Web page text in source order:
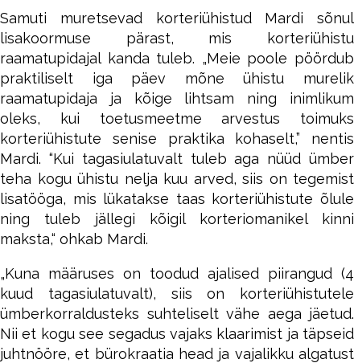
Samuti muretsevad korteriühistud Mardi sõnul
lisakoormuse pärast, mis korteriühistu
raamatupidajal kanda tuleb. „Meie poole pöördub
praktiliselt iga päev mõne ühistu murelik
raamatupidaja ja kõige lihtsam ning inimlikum
oleks, kui toetusmeetme arvestus toimuks
korteriühistute senise praktika kohaselt,” nentis
Mardi. “Kui tagasiulatuvalt tuleb aga nüüd ümber
teha kogu ühistu nelja kuu arved, siis on tegemist
lisatööga, mis lükatakse taas korteriühistute õlule
ning tuleb jällegi kõigil korteriomanikel kinni
maksta,“ ohkab Mardi.
„Kuna määruses on toodud ajalised piirangud (4
kuud tagasiulatuvalt), siis on korteriühistutele
ümberkorraldusteks suhteliselt vähe aega jäetud.
Nii et kogu see segadus vajaks klaarimist ja täpseid
juhtnööre, et bürokraatia head ja vajalikku algatust